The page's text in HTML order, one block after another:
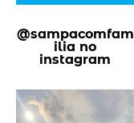
@sampacomfam
ilia no
instagram